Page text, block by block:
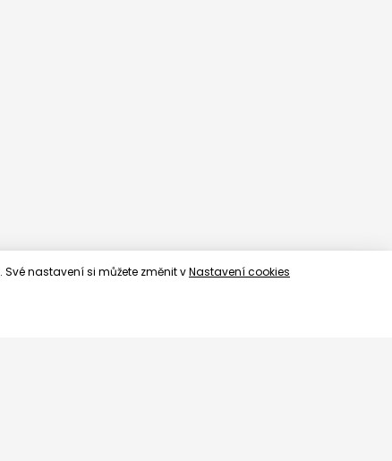
. Své nastavení si můžete změnit vNastavení cookies